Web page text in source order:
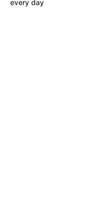
every day